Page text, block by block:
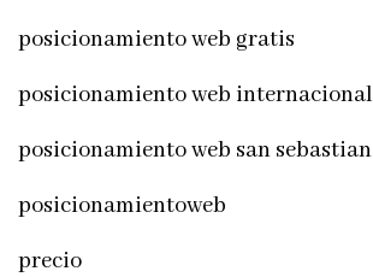
posicionamiento web gratis
posicionamiento web internacional
posicionamiento web san sebastian
posicionamientoweb
precio